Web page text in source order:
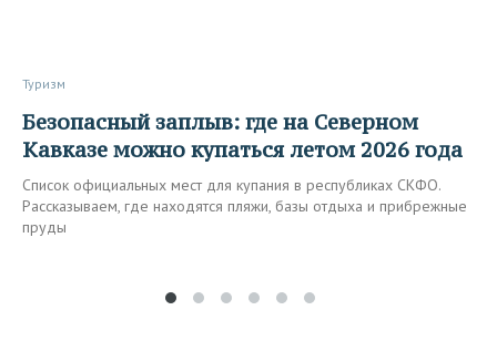
Туризм
Безопасный заплыв: где на Северном
Кавказе можно купаться летом 2026 года
Список официальных мест для купания в республиках СКФО.
Рассказываем, где находятся пляжи, базы отдыха и прибрежные
пруды